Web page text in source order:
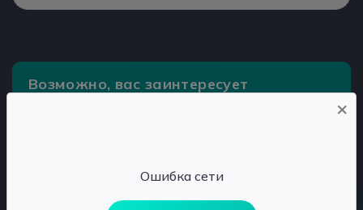
Возможно, вас заинтересует
заплатят 9,4 млн рублей штраф
×
Ошибка сети